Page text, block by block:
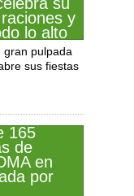
gran pulpada
sus fiestas